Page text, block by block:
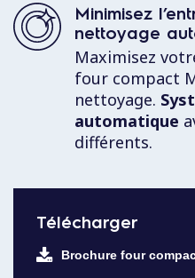
Minimisez
nettoyage
Maximisez
four compact
nettoyage.
automatique
différents.
Télécharger
Brochure four